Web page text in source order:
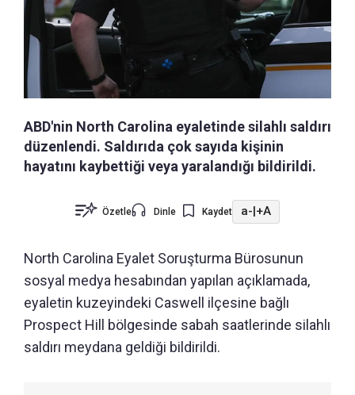
ABD'nin North Carolina eyaletinde silahlı saldırı
düzenlendi. Saldırıda çok sayıda kişinin
hayatını kaybettiği veya yaralandığı bildirildi.
Özetle Dinle Kaydet a-|+A
North Carolina Eyalet Soruşturma Bürosunun
sosyal medya hesabından yapılan açıklamada,
eyaletin kuzeyindeki Caswell ilçesine bağlı
Prospect Hill bölgesinde sabah saatlerinde silahlı
saldırı meydana geldiği bildirildi.